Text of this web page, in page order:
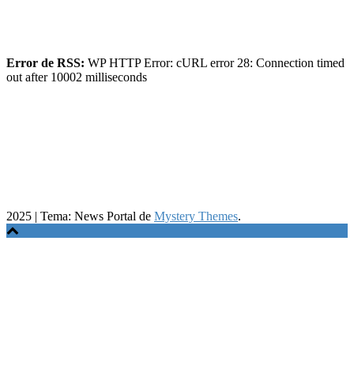
Error de RSS: WP HTTP Error: cURL error 28: Connection timed
out after 10002 milliseconds
2025 | Tema: News Portal de Mystery Themes.